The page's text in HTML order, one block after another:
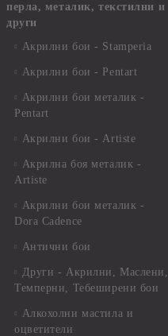
перла, металик, текстилни и
други
Акрилни бои - Stamperia
Акрилни бои - Pentart
Акрилни бои металик -
Pentart
Акрилни бои - Artiste
Акрилна боя металик -
Artiste
Акрилни бои металик -
Dora Cadence
Антични бои
Други - Акрилни, Маслени,
Темперни, Тебеширени бои
Алкохолни мастила и
оцветители